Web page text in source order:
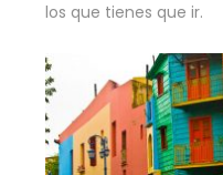
los que tienes que ir.